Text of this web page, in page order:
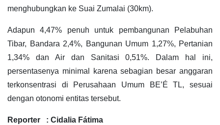
menghubungkan ke Suai Zumalai (30km).
Adapun 4,47% penuh untuk pembangunan Pelabuhan
Tibar, Bandara 2,4%, Bangunan Umum 1,27%, Pertanian
1,34% dan Air dan Sanitasi 0,51%. Dalam hal ini,
persentasenya minimal karena sebagian besar anggaran
terkonsentrasi di Perusahaan Umum BE’É TL, sesuai
dengan otonomi entitas tersebut.
Reporter : Cidalia Fátima